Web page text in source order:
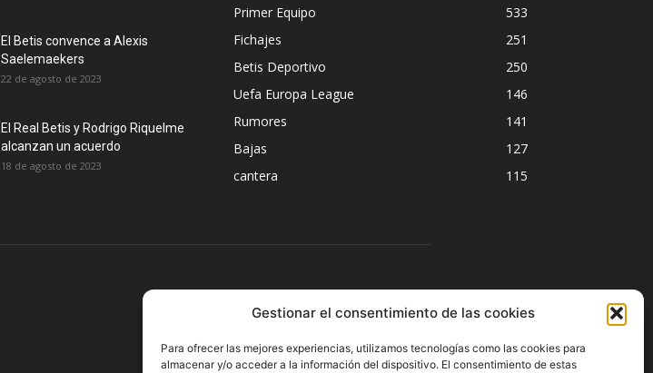
Gestionar el consentimiento de las cookies
Para ofrecer las mejores experiencias, utilizamos tecnologías como las cookies para
almacenar y/o acceder a la información del dispositivo. El consentimiento de estas
El Betis convence a Alexis
Saelemaekers
22 de agosto de 2023
El Real Betis y Rodrigo Riquelme
alcanzan un acuerdo
18 de agosto de 2023
Primer Equipo
533
Fichajes
251
Betis Deportivo
250
Uefa Europa League
146
Rumores
141
Bajas
127
cantera
115
SÍGUENOS